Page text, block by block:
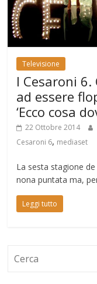
Televisione
I Cesaroni
ad essere
‘Ecco cosa
22 Ottobre 2014
Cesaroni 6, mediaset
La sesta stagione
nona puntata ma,
Leggi tutto